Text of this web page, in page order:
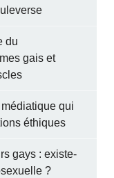
du
gais et
qui
éthiques
gays : existe-
?